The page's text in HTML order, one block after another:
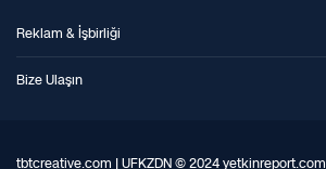
Reklam & İşbirliği
Bize Ulaşın
tbtcreative.com | UFKZDN © 2024 yetkinreport.com